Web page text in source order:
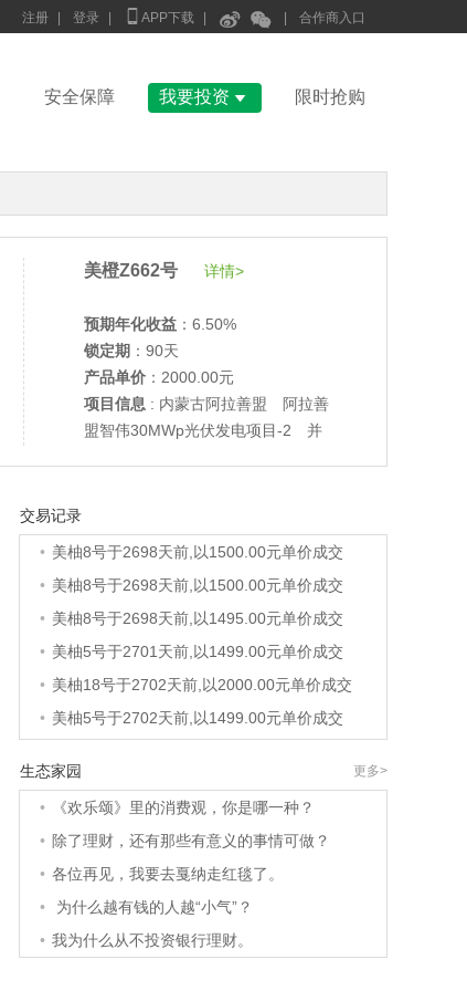
注册 登录  APP下载   合作商入口
安全保障 我要投资  限时抢购
美橙Z662号 详情>
预期年化收益 ：6.50%
锁定期 ：90天
产品单价 ：2000.00元
项目信息 : 内蒙古阿拉善盟 阿拉善
盟智伟30MWp光伏发电项目-2 并
交易记录
美柚27号于2688天前,以1995.00元单价成交
• 美柚36号于2691天前,以1200.00元单价成交
• 美柚8号于2698天前,以1500.00元单价成交
• 美柚8号于2698天前,以1500.00元单价成交
• 美柚8号于2698天前,以1495.00元单价成交
• 美柚5号于2701天前,以1499.00元单价成交
• 美柚18号于2702天前,以2000.00元单价成交
• 美柚5号于2702天前,以1499.00元单价成交
•
美柚38号于2703天前,以1500.00元单价成交
美柚20号于2717天前,以1495.00元单价成交
美柚38号于2720天前,以1500.00元单价成交
美柚10号于2720天前,以2000.00元单价成交
美柚8号于2722天前,以1490.00元单价成交
美柚5号于2725天前,以1498.00元单价成交
生态家园 更多>
•
《欢乐颂》里的消费观，你是哪一种？
• 除了理财，还有那些有意义的事情可做？
• 各位再见，我要去戛纳走红毯了。
•
为什么越有钱的人越“小气”？
• 我为什么从不投资银行理财。